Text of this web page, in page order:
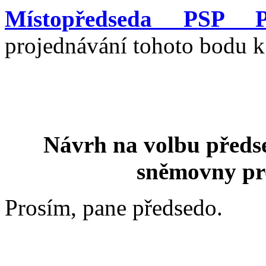
Místopředseda PSP
projednávání tohoto bodu
Návrh na volbu
sněmovny
Prosím, pane předsedo.